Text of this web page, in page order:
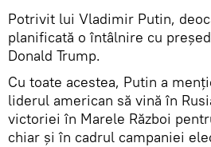
Potrivit lui Vladimir Putin,
planificată o întâlnire cu
Donald Trump.
Cu toate acestea, Putin a
liderul american să vină în
victoriei în Marele Război
chiar și în cadrul campaniei